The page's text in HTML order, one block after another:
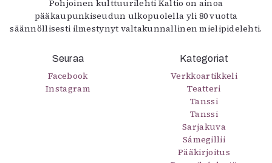
Pohjoinen kulttuurilehti Kaltio on ainoa
pääkaupunkiseudun ulkopuolella yli 80 vuotta
säännöllisesti ilmestynyt valtakunnallinen mielipidelehti.
Seuraa
Facebook
Instagram
Kategoriat
Verkkoartikkeli
Teatteri
Tanssi
Tanssi
Sarjakuva
Sámegillii
Pääkirjoitus